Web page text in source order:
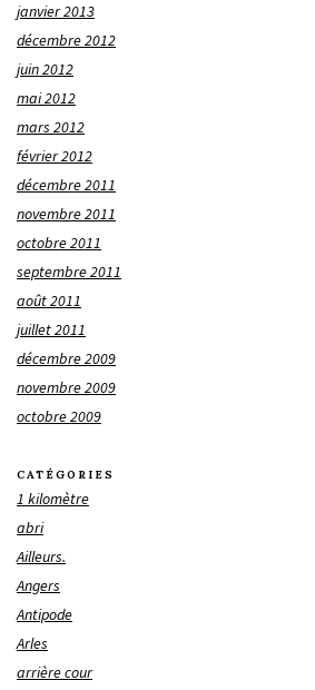
janvier 2013
décembre 2012
juin 2012
mai 2012
mars 2012
février 2012
décembre 2011
novembre 2011
octobre 2011
septembre 2011
août 2011
juillet 2011
décembre 2009
novembre 2009
octobre 2009
CATÉGORIES
1 kilomètre
abri
Ailleurs.
Angers
Antipode
Arles
arrière cour